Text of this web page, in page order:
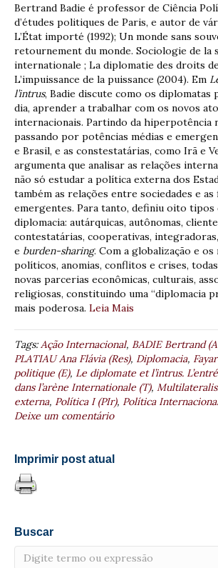
Bertrand Badie é professor de Ciência
d’études politiques de Paris, e autor de
L’État importé (1992); Un monde sans
retournement du monde. Sociologie de la
internationale ; La diplomatie des droits de
L’impuissance de la puissance (2004). Em
l’intrus, Badie discute como os diplomatas
dia, aprender a trabalhar com os novos
internacionais. Partindo da hiperpotência
passando por potências médias e
e Brasil, e as constestatárias, como Irã e
argumenta que analisar as relações
não só estudar a política externa dos
também as relações entre sociedades e as
emergentes. Para tanto, definiu oito tipos
diplomacia: autárquicas, autônomas,
contestatárias, cooperativas,
e burden-sharing. Com a globalização e os
políticos, anomias, conflitos e crises,
novas parcerias econômicas, culturais,
religiosas, constituindo uma “diplomacia
mais poderosa. Leia Mais
Tags:Ação Internacional, BADIE Bertrand
PLATIAU Ana Flávia (Res), Diplomacia,
politique (E), Le diplomate et l’intrus.
dans l’arène Internationale (T),
externa, Política I (PIr), Política
Deixe um comentário
Imprimir post atual
Buscar